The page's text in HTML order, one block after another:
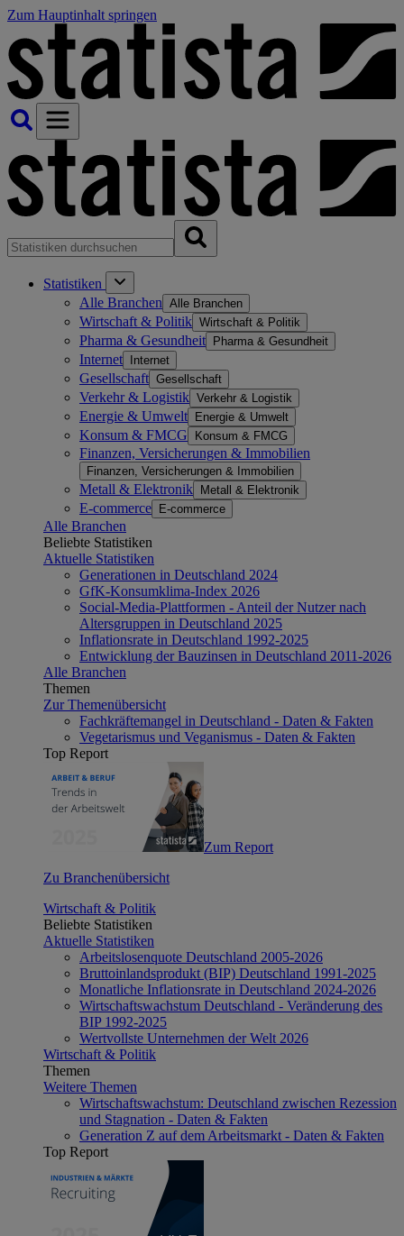
Zum Hauptinhalt springen
Statistiken
Alle Branchen Alle Branchen
Wirtschaft & Politik Wirtschaft & Politik
Pharma & Gesundheit Pharma & Gesundheit
Internet Internet
Gesellschaft Gesellschaft
Verkehr & Logistik Verkehr & Logistik
Energie & Umwelt Energie & Umwelt
Konsum & FMCG Konsum & FMCG
Finanzen, Versicherungen & Immobilien
Finanzen, Versicherungen & Immobilien
Metall & Elektronik Metall & Elektronik
E-commerce E-commerce
Alle Branchen
Beliebte Statistiken
Aktuelle Statistiken
Generationen in Deutschland 2024
GfK-Konsumklima-Index 2026
Social-Media-Plattformen - Anteil der Nutzer nach
Altersgruppen in Deutschland 2025
Inflationsrate in Deutschland 1992-2025
Entwicklung der Bauzinsen in Deutschland 2011-2026
Alle Branchen
Themen
Zur Themenübersicht
Fachkräftemangel in Deutschland - Daten & Fakten
Vegetarismus und Veganismus - Daten & Fakten
Top Report
Zum Report
Zu Branchenübersicht
Wirtschaft & Politik
Beliebte Statistiken
Aktuelle Statistiken
Arbeitslosenquote Deutschland 2005-2026
Bruttoinlandsprodukt (BIP) Deutschland 1991-2025
Monatliche Inflationsrate in Deutschland 2024-2026
Wirtschaftswachstum Deutschland - Veränderung des
BIP 1992-2025
Wertvollste Unternehmen der Welt 2026
Wirtschaft & Politik
Themen
Weitere Themen
Wirtschaftswachstum: Deutschland zwischen Rezession
und Stagnation - Daten & Fakten
Generation Z auf dem Arbeitsmarkt - Daten & Fakten
Top Report